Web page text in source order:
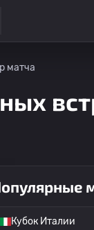
матча
Кубок Италии